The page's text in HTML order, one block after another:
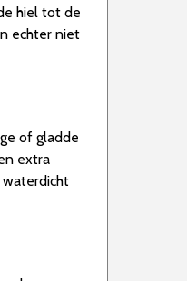
hiel tot de
echter niet
of gladde
extra